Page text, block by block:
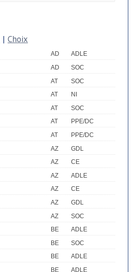
| Choix
AD
ADLE
AD
SOC
AT
SOC
AT
NI
AT
SOC
AT
PPE/DC
AT
PPE/DC
AZ
GDL
AZ
CE
AZ
ADLE
AZ
CE
AZ
GDL
AZ
SOC
BE
ADLE
BE
SOC
BE
ADLE
BE
ADLE